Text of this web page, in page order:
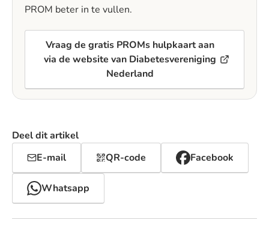
PROM beter in te vullen.
Vraag de gratis PROMs hulpkaart aan
via de website van Diabetesvereniging
Nederland
Deel dit artikel
E-mail
QR-code Facebook
Whatsapp